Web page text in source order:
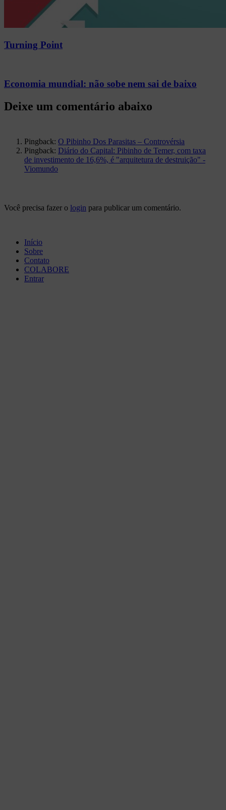
Turning Point
Economia mundial: não sobe nem sai de baixo
Pingback: O Pibinho Dos Parasitas – Controvérsia
Pingback: Diário do Capital: Pibinho de Temer, com taxa
de investimento de 16,6%, é "arquitetura de destruição" -
Viomundo
Você precisa fazer o login para publicar um comentário.
Início
Sobre
Contato
COLABORE
Entrar